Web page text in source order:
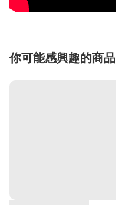
你可能感興趣的商品